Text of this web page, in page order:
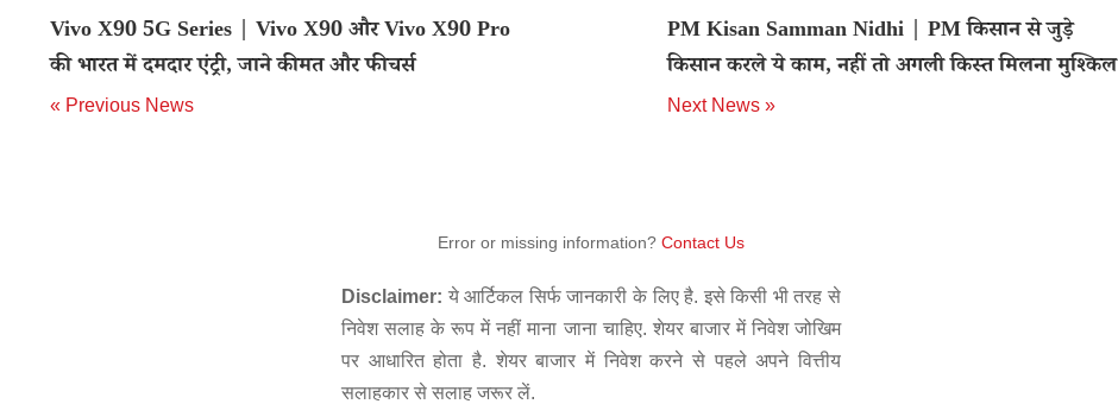
Vivo X90 5G Series | Vivo X90 और Vivo X90 Pro
की भारत में दमदार एंट्री, जाने कीमत और फीचर्स
« Previous News
PM Kisan Samman Nidhi | PM किसान से जुड़े
किसान करले ये काम, नहीं तो अगली किस्त मिलना मुश्किल
Next News »
Error or missing information? Contact Us
Disclaimer: ये आर्टिकल सिर्फ जानकारी के लिए है. इसे किसी भी तरह से
निवेश सलाह के रूप में नहीं माना जाना चाहिए. शेयर बाजार में निवेश जोखिम
पर आधारित होता है. शेयर बाजार में निवेश करने से पहले अपने वित्तीय
सलाहकार से सलाह जरूर लें.